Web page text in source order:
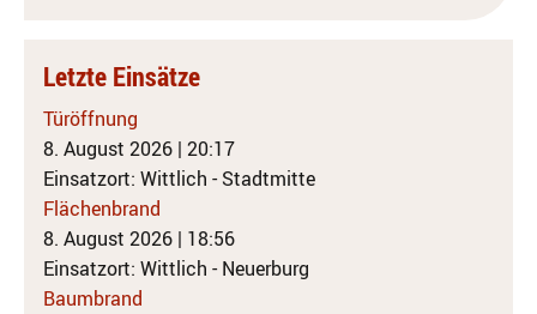
Letzte Einsätze
Türöffnung
8. August 2026 | 20:17
Einsatzort: Wittlich - Stadtmitte
Flächenbrand
8. August 2026 | 18:56
Einsatzort: Wittlich - Neuerburg
Baumbrand